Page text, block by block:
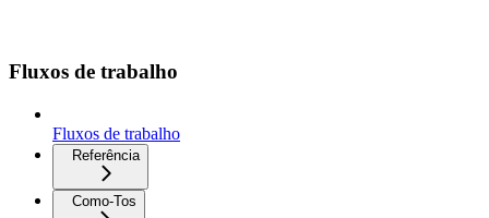
Fluxos de trabalho
Fluxos de trabalho
Referência
Como-Tos